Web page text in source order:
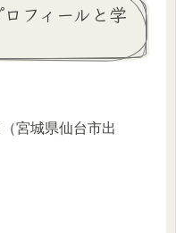
フィールと学
宮城県仙台市出